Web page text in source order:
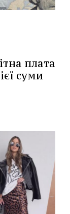
плата
суми